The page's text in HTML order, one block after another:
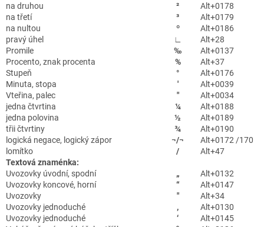
na druhou
²
Alt+0178
na třetí
³
Alt+0179
na nultou
º
Alt+0186
pravý úhel
∟
Alt+28
Promile
‰
Alt+0137
Procento, znak procenta
%
Alt+37
Stupeň
°
Alt+0176
Minuta, stopa
'
Alt+0039
Vteřina, palec
"
Alt+0034
jedna čtvrtina
¼
Alt+0188
jedna polovina
½
Alt+0189
třii čtvrtiny
¾
Alt+0190
logická negace, logický zápor
¬/¬
Alt+0172 /170
lomítko
/
Alt+47
Textová znaménka:
Uvozovky úvodní, spodní
„
Alt+0132
Uvozovky koncové, horní
“
Alt+0147
Uvozovky
"
Alt+34
Uvozovky jednoduché
‚
Alt+0130
Uvozovky jednoduché
‘
Alt+0145